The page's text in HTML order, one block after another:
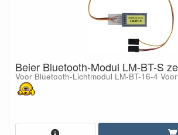
Beier Bluetooth-Modul LM-BT-S
Voor Bluetooth-Lichtmodul LM-BT-16-4